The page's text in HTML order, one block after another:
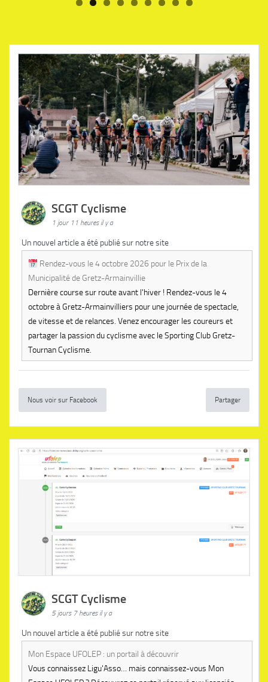
SCGT Cyclisme
1 jour 11 heures il y a
Un nouvel article a été publié sur notre site
Rendez-vous le 4 octobre 2026 pour le Prix de la
Municipalité de Gretz-Armainvillie
Dernière course sur route avant l'hiver ! Rendez-vous le 4
octobre à Gretz-Armainvilliers pour une journée de spectacle,
de vitesse et de relances. Venez encourager les coureurs et
partager la passion du cyclisme avec le Sporting Club Gretz-
Tournan Cyclisme.
Nous voir sur Facebook Partager
SCGT Cyclisme
5 jours 7 heures il y a
Un nouvel article a été publié sur notre site
Mon Espace UFOLEP : un portail à découvrir
Vous connaissez Ligu'Asso… mais connaissez-vous Mon